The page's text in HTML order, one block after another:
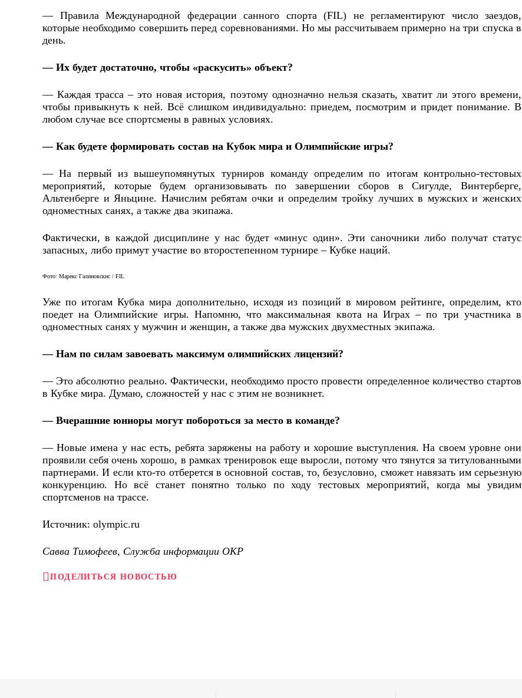
— Правила Международной федерации санного спорта (FIL) не регламентируют число заездов,
которые необходимо совершить перед соревнованиями. Но мы рассчитываем примерно на три спуска в
день.
— Их будет достаточно, чтобы «раскусить» объект?
— Каждая трасса – это новая история, поэтому однозначно нельзя сказать, хватит ли этого времени,
чтобы привыкнуть к ней. Всё слишком индивидуально: приедем, посмотрим и придет понимание. В
любом случае все спортсмены в равных условиях.
— Как будете формировать состав на Кубок мира и Олимпийские игры?
— На первый из вышеупомянутых турниров команду определим по итогам контрольно-тестовых
мероприятий, которые будем организовывать по завершении сборов в Сигулде, Винтерберге,
Альтенберге и Яньцине. Начислим ребятам очки и определим тройку лучших в мужских и женских
одноместных санях, а также два экипажа.
Фактически, в каждой дисциплине у нас будет «минус один». Эти саночники либо получат статус
запасных, либо примут участие во второстепенном турнире – Кубке наций.
Фото: Марекс Галиновскис / FIL
Уже по итогам Кубка мира дополнительно, исходя из позиций в мировом рейтинге, определим, кто
поедет на Олимпийские игры. Напомню, что максимальная квота на Играх – по три участника в
одноместных санях у мужчин и женщин, а также два мужских двухместных экипажа.
— Нам по силам завоевать максимум олимпийских лицензий?
— Это абсолютно реально. Фактически, необходимо просто провести определенное количество стартов
в Кубке мира. Думаю, сложностей у нас с этим не возникнет.
— Вчерашние юниоры могут побороться за место в команде?
— Новые имена у нас есть, ребята заряжены на работу и хорошие выступления. На своем уровне они
проявили себя очень хорошо, в рамках тренировок еще выросли, потому что тянутся за титулованными
партнерами. И если кто-то отберется в основной состав, то, безусловно, сможет навязать им серьезную
конкуренцию. Но всё станет понятно только по ходу тестовых мероприятий, когда мы увидим
спортсменов на трассе.
Источник: olympic.ru
Савва Тимофеев, Служба информации ОКР
ПОДЕЛИТЬСЯ НОВОСТЬЮ